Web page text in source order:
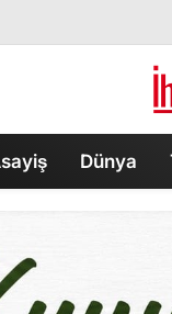
Dünya